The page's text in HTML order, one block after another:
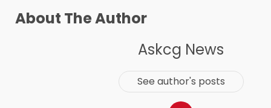
About The Author
Askcg News
See author's posts